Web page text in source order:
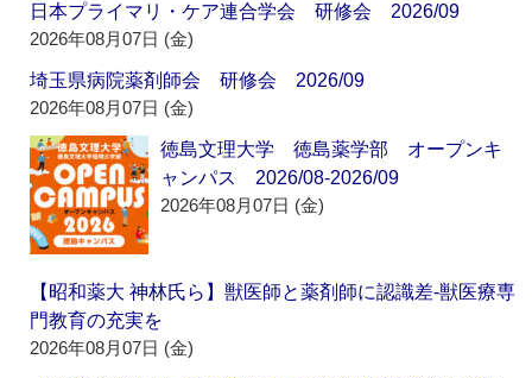
日本プライマリ・ケア連合学会 研修会 2026/09
2026年08月07日 (金)
埼玉県病院薬剤師会 研修会 2026/09
2026年08月07日 (金)
徳島文理大学 徳島薬学部 オープンキ
ャンパス 2026/08-2026/09
2026年08月07日 (金)
【昭和薬大 神林氏ら】獣医師と薬剤師に認識差‐獣医療専
門教育の充実を
2026年08月07日 (金)